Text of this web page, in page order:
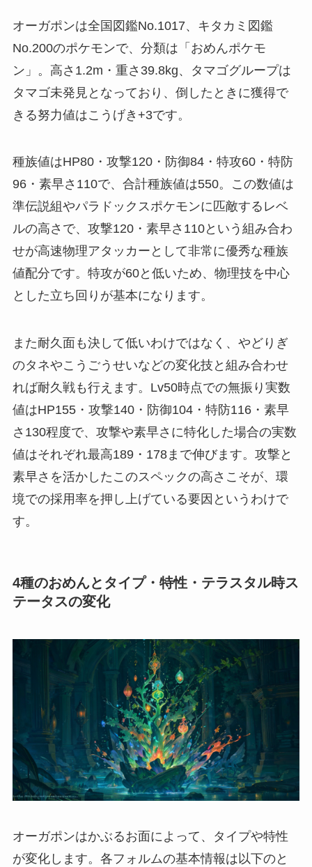
オーガポンは全国図鑑No.1017、キタカミ図鑑
No.200のポケモンで、分類は「おめんポケモ
ン」。高さ1.2m・重さ39.8kg、タマゴグループは
タマゴ未発見となっており、倒したときに獲得で
きる努力値はこうげき+3です。
種族値はHP80・攻撃120・防御84・特攻60・特防
96・素早さ110で、合計種族値は550。この数値は
準伝説組やパラドックスポケモンに匹敵するレベ
ルの高さで、攻撃120・素早さ110という組み合わ
せが高速物理アタッカーとして非常に優秀な種族
値配分です。特攻が60と低いため、物理技を中心
とした立ち回りが基本になります。
また耐久面も決して低いわけではなく、やどりぎ
のタネやこうごうせいなどの変化技と組み合わせ
れば耐久戦も行えます。Lv50時点での無振り実数
値はHP155・攻撃140・防御104・特防116・素早
さ130程度で、攻撃や素早さに特化した場合の実数
値はそれぞれ最高189・178まで伸びます。攻撃と
素早さを活かしたこのスペックの高さこそが、環
境での採用率を押し上げている要因というわけで
す。
4種のおめんとタイプ・特性・テラスタル時ス
テータスの変化
オーガポンはかぶるお面によって、タイプや特性
が変化します。各フォルムの基本情報は以下のと